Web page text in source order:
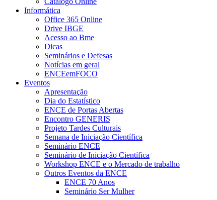
Informática
Office 365 Online
Drive IBGE
Acesso ao Bme
Dicas
Seminários e Defesas
Notícias em geral
ENCEemFOCO
Eventos
Apresentação
Dia do Estatístico
ENCE de Portas Abertas
Encontro GENERIS
Projeto Tardes Culturais
Semana de Iniciação Científica
Seminário ENCE
Seminário de Iniciação Científica
Workshop ENCE e o Mercado de trabalho
Outros Eventos da ENCE
ENCE 70 Anos
Seminário Ser Mulher